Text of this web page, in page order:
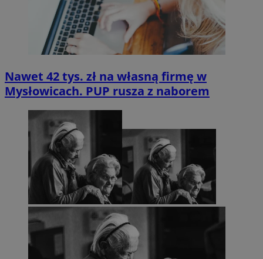
Nawet 42 tys. zł na własną firmę w
Mysłowicach. PUP rusza z naborem